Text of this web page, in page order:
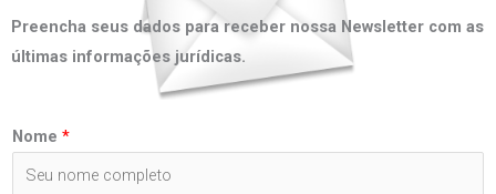
Preencha seus dados para receber nossa Newsletter com as
últimas informações jurídicas.
Nome *